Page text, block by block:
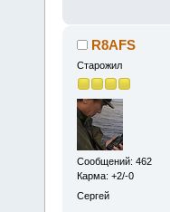
R8AFS
Старожил
Сообщений: 462
Карма: +2/-0
Сергей